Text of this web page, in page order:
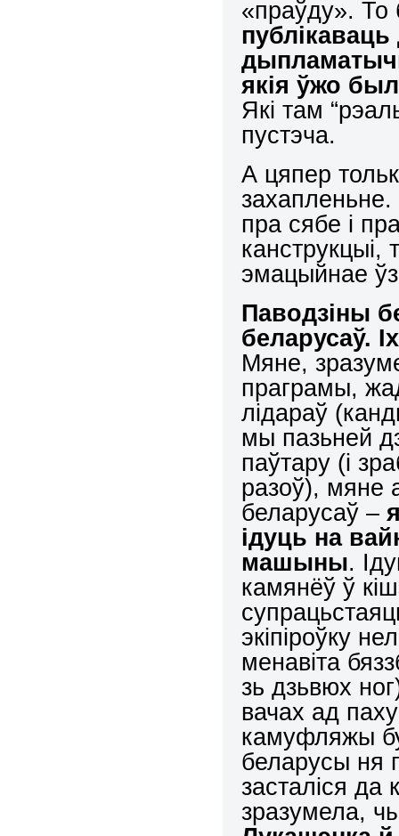
«праўду». То
якія ўжо
Які там
пустэча.
А цяпер
захапленьне.
пра сябе і
канструкцыі,
эмацыйнае
Паводзіны
беларусаў.
Мяне,
праграмы,
лідараў
мы пазьней
паўтару (і
разоў), мяне
беларусаў –
ідуць на
машыны.
камянёў ў
экіпіроўку
менавіта
зь дзьвюх
вачах ад
камуфляжы
беларусы ня
засталіся да
зразумела,